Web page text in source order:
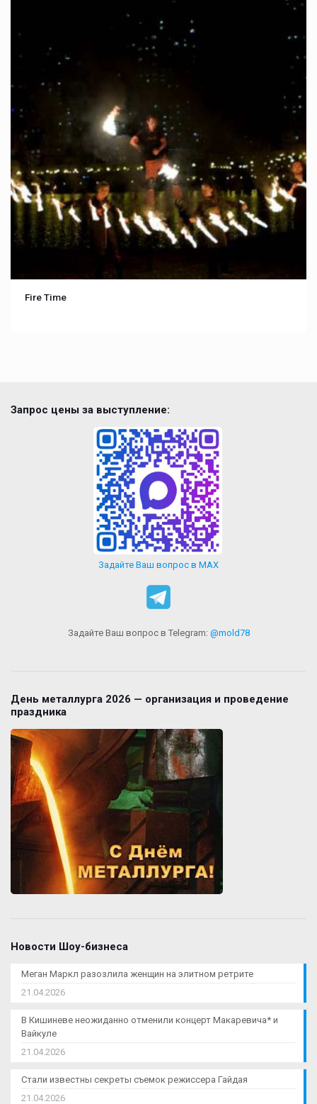
Fire Time
Запрос цены за выступление:
Задайте Ваш вопрос в MAX
Задайте Ваш вопрос в Telegram: @mold78
День металлурга 2026 — организация и проведение
праздника
Новости Шоу-бизнеса
Меган Маркл разозлила женщин на элитном ретрите
21.04.2026
В Кишиневе неожиданно отменили концерт Макаревича* и
Вайкуле
21.04.2026
Стали известны секреты съемок режиссера Гайдая
21.04.2026